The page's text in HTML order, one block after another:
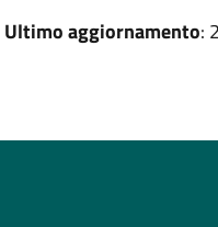
Ultimo aggiornamento: